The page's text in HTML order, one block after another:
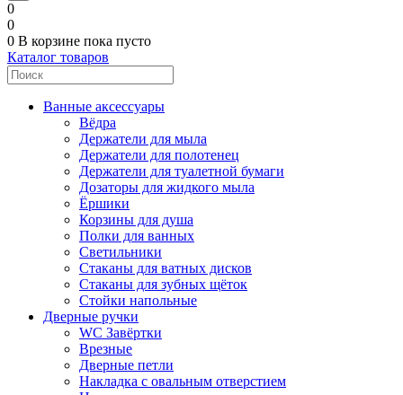
0
0
0 В корзине пока пусто
Каталог товаров
Ванные аксессуары
Вёдра
Держатели для мыла
Держатели для полотенец
Держатели для туалетной бумаги
Дозаторы для жидкого мыла
Ёршики
Корзины для душа
Полки для ванных
Светильники
Стаканы для ватных дисков
Стаканы для зубных щёток
Стойки напольные
Дверные ручки
WC Завёртки
Врезные
Дверные петли
Накладка с овальным отверстием